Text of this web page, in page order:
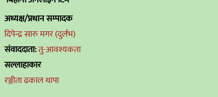
अध्यक्ष/प्रधान सम्पादक
दिपेन्द्र सारु मगर (दुर्लभ)
संवाददाता:तु-आवश्यकता
सल्लाहाकार
रञ्जीता ढकाल थापा